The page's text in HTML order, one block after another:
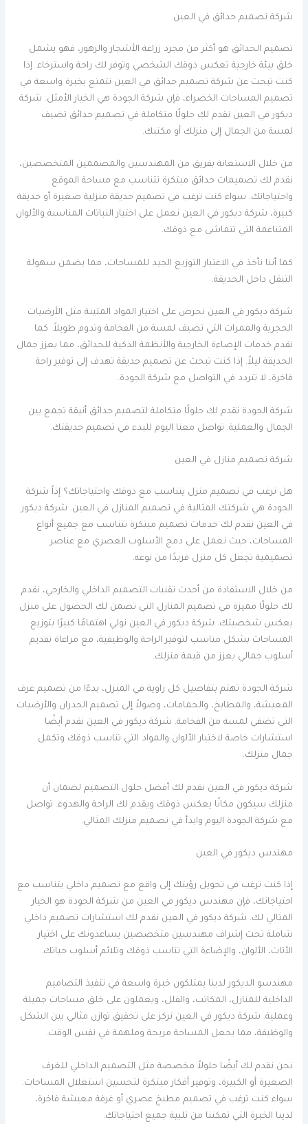
شركة تصميم حدائق في العين
تصميم الحدائق هو أكثر من مجرد زراعة الأشجار والزهور، فهو يشمل
خلق بيئة خارجية تعكس ذوقك الشخصي وتوفر لك راحة واسترخاء. إذا
كنت تبحث عن شركة تصميم حدائق في العين تتمتع بخبرة واسعة في
تصميم المساحات الخضراء، فإن شركة الجودة هي الخيار الأمثل. شركة
ديكور في العين نقدم لك حلولًا متكاملة في تصميم حدائق تضيف
لمسة من الجمال إلى منزلك أو مكتبك.
من خلال الاستعانة بفريق من المهندسين والمصممين المتخصصين،
نقدم لك تصميمات حدائق مبتكرة تتناسب مع مساحة الموقع
واحتياجاتك. سواء كنت ترغب في تصميم حديقة منزلية صغيرة أو حديقة
كبيرة، شركة ديكور في العين نعمل على اختيار النباتات المناسبة والألوان
المتناغمة التي تتماشى مع ذوقك.
كما أننا نأخذ في الاعتبار التوزيع الجيد للمساحات، مما يضمن سهولة
التنقل داخل الحديقة.
شركة ديكور في العين نحرص على اختيار المواد المتينة مثل الأرضيات
الحجرية والممرات التي تضيف لمسة من الفخامة وتدوم طويلاً. كما
نقدم خدمات الإضاءة الخارجية والأنظمة الذكية للحدائق، مما يعزز جمال
الحديقة ليلاً. إذا كنت تبحث عن تصميم حديقة تهدف إلى توفير راحة
فاخرة، لا تتردد في التواصل مع شركة الجودة.
شركة الجودة تقدم لك حلولًا متكاملة لتصميم حدائق أنيقة تجمع بين
الجمال والعملية. تواصل معنا اليوم للبدء في تصميم حديقتك.
شركة تصميم منازل في العين
هل ترغب في تصميم منزل يتناسب مع ذوقك واحتياجاتك؟ إذاً شركة
الجودة هي شركتك المثالية في تصميم المنازل في العين. شركة ديكور
في العين نقدم لك خدمات تصميم مبتكرة تتناسب مع جميع أنواع
المساحات، حيث نعمل على دمج الأسلوب العصري مع عناصر
تصميمية تجعل كل منزل فريدًا من نوعه.
من خلال الاستفادة من أحدث تقنيات التصميم الداخلي والخارجي، نقدم
لك حلولًا مميزة في تصميم المنازل التي تضمن لك الحصول على منزل
يعكس شخصيتك. شركة ديكور في العين نولي اهتمامًا كبيرًا بتوزيع
المساحات بشكل مناسب لتوفير الراحة والوظيفية، مع مراعاة تقديم
أسلوب جمالي يعزز من قيمة منزلك.
شركة الجودة تهتم بتفاصيل كل زاوية في المنزل، بدءًا من تصميم غرف
المعيشة، والمطابخ، والحمامات، وصولاً إلى تصميم الجدران والأرضيات
التي تضفي لمسة من الفخامة. شركة ديكور في العين نقدم أيضًا
استشارات خاصة لاختيار الألوان والمواد التي تناسب ذوقك وتكمل
جمال منزلك.
شركة ديكور في العين نقدم لك أفضل حلول التصميم لضمان أن
منزلك سيكون مكانًا يعكس ذوقك ويقدم لك الراحة والهدوء. تواصل
مع شركة الجودة اليوم وابدأ في تصميم منزلك المثالي.
مهندس ديكور في العين
إذا كنت ترغب في تحويل رؤيتك إلى واقع مع تصميم داخلي يتناسب مع
احتياجاتك، فإن مهندس ديكور في العين من شركة الجودة هو الخيار
المثالي لك. شركة ديكور في العين نقدم لك استشارات تصميم داخلي
شاملة تحت إشراف مهندسين متخصصين يساعدونك على اختيار
الأثاث، الألوان، والإضاءة التي تناسب ذوقك وتلائم أسلوب حياتك.
مهندسو الديكور لدينا يمتلكون خبرة واسعة في تنفيذ التصاميم
الداخلية للمنازل، المكاتب، والفلل، ويعملون على خلق مساحات جميلة
وعملية. شركة ديكور في العين نركز على تحقيق توازن مثالي بين الشكل
والوظيفة، مما يجعل المساحة مريحة وملهمة في نفس الوقت.
نحن نقدم لك أيضًا حلولاً مخصصة مثل التصميم الداخلي للغرف
الصغيرة أو الكبيرة، وتوفير أفكار مبتكرة لتحسين استغلال المساحات.
سواء كنت ترغب في تصميم مطبخ عصري أو غرفة معيشة فاخرة،
لدينا الخبرة التي تمكننا من تلبية جميع احتياجاتك.